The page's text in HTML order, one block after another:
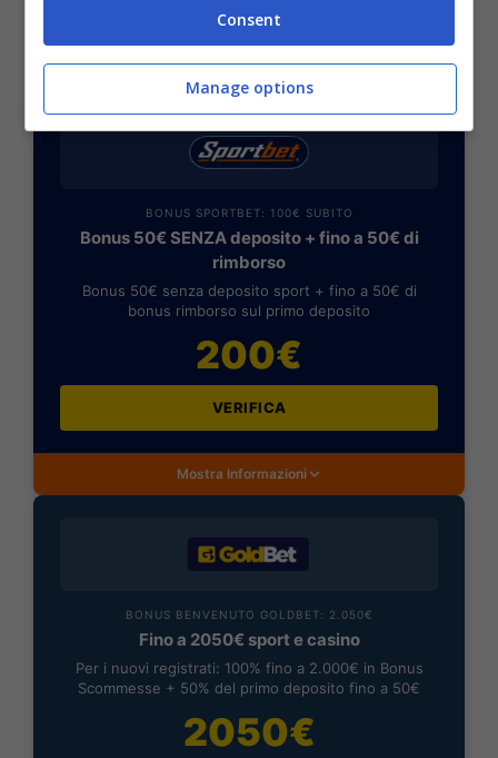
Nuovi arrivati (in ordine di preferenza):
Pabon (Parma),Dybala (Palermo).
BONUS SPORTBET: 100€ SUBITO
Bonus 50€ SENZA deposito + fino a 50€ di
rimborso
Bonus 50€ senza deposito sport + fino a 50€ di
bonus rimborso sul primo deposito
200€
VERIFICA
Mostra Informazioni
BONUS BENVENUTO GOLDBET: 2.050€
Fino a 2050€ sport e casino
Per i nuovi registrati: 100% fino a 2.000€ in Bonus
Scommesse + 50% del primo deposito fino a 50€
2050€
Consent
Manage options